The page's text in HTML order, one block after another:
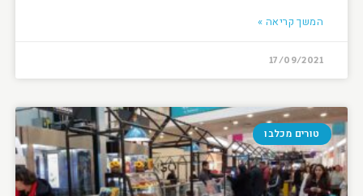
המשך קריאה »
17/09/2021
טורים מכלבו